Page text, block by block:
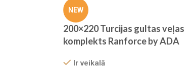
NEW
200×220 Turcijas gultas veļas
komplekts Ranforce by ADA
Ir veikalā